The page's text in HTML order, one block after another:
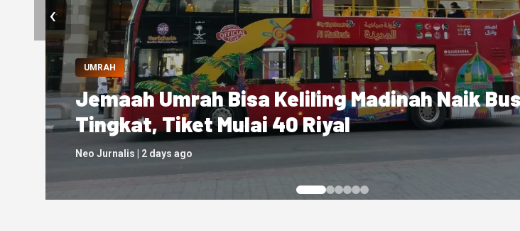
KEMENHAJ
Travel Umrah Telantarkan Jemaah, Kemenhaj
Siapkan Sanksi Penutupan Izin hingga Pidana
Neo Jurnalis | 2 days ago
‹